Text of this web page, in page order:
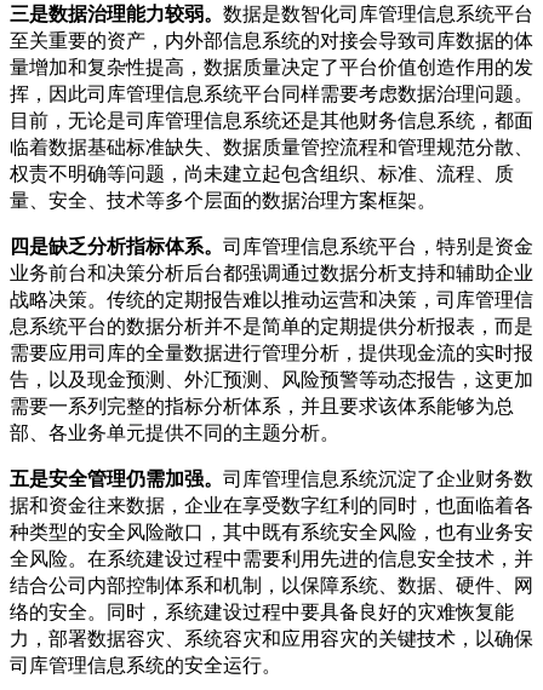
三是数据治理能力较弱。 数据是数智化司库管理信息系统平台
至关重要的资产，内外部信息系统的对接会导致司库数据的体
量增加和复杂性提高，数据质量决定了平台价值创造作用的发
挥，因此司库管理信息系统平台同样需要考虑数据治理问题。
目前，无论是司库管理信息系统还是其他财务信息系统，都面
临着数据基础标准缺失、数据质量管控流程和管理规范分散、
权责不明确等问题，尚未建立起包含组织、标准、流程、质
量、安全、技术等多个层面的数据治理方案框架。
四是缺乏分析指标体系。 司库管理信息系统平台，特别是资金
业务前台和决策分析后台都强调通过数据分析支持和辅助企业
战略决策。传统的定期报告难以推动运营和决策，司库管理信
息系统平台的数据分析并不是简单的定期提供分析报表，而是
需要应用司库的全量数据进行管理分析，提供现金流的实时报
告，以及现金预测、外汇预测、风险预警等动态报告，这更加
需要一系列完整的指标分析体系，并且要求该体系能够为总
部、各业务单元提供不同的主题分析。
五是安全管理仍需加强。 司库管理信息系统沉淀了企业财务数
据和资金往来数据，企业在享受数字红利的同时，也面临着各
种类型的安全风险敞口，其中既有系统安全风险，也有业务安
全风险。在系统建设过程中需要利用先进的信息安全技术，并
结合公司内部控制体系和机制，以保障系统、数据、硬件、网
络的安全。同时，系统建设过程中要具备良好的灾难恢复能
力，部署数据容灾、系统容灾和应用容灾的关键技术，以确保
司库管理信息系统的安全运行。